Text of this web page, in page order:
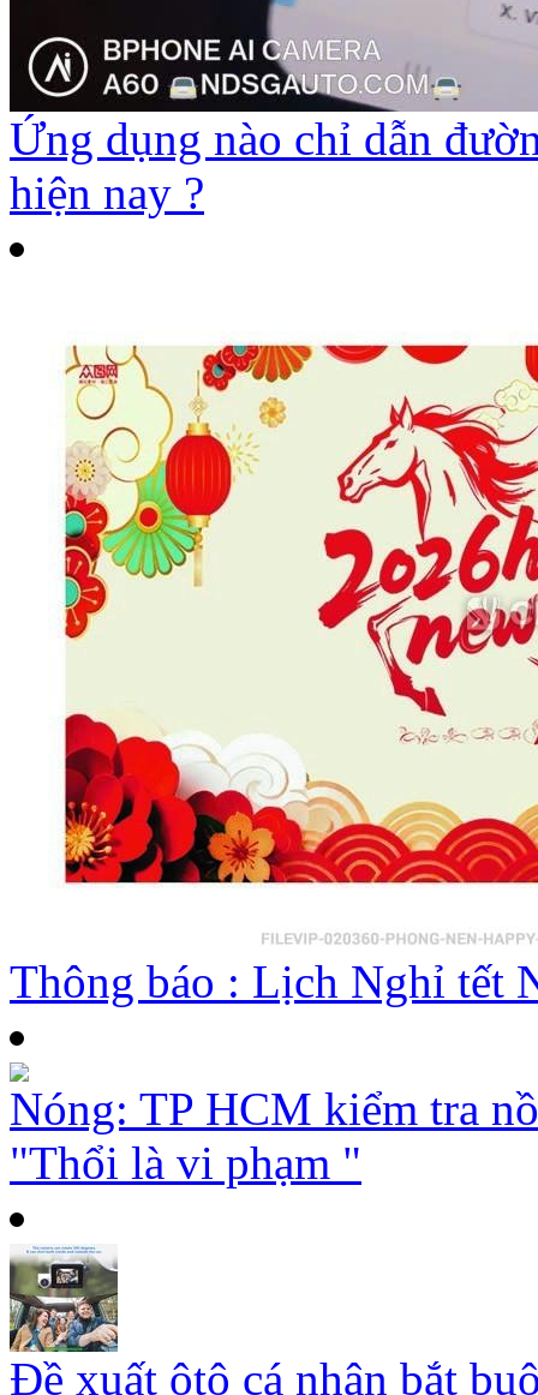
Ứng dụng nào chỉ dẫn
hiện nay ?
Thông báo : Lịch Nghỉ tết
Nóng: TP HCM kiểm tra
"Thổi là vi phạm "
Đề xuất ôtô cá nhân bắt